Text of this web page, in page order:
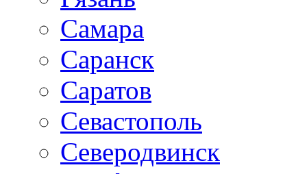
Самара
Саранск
Саратов
Севастополь
Северодвинск